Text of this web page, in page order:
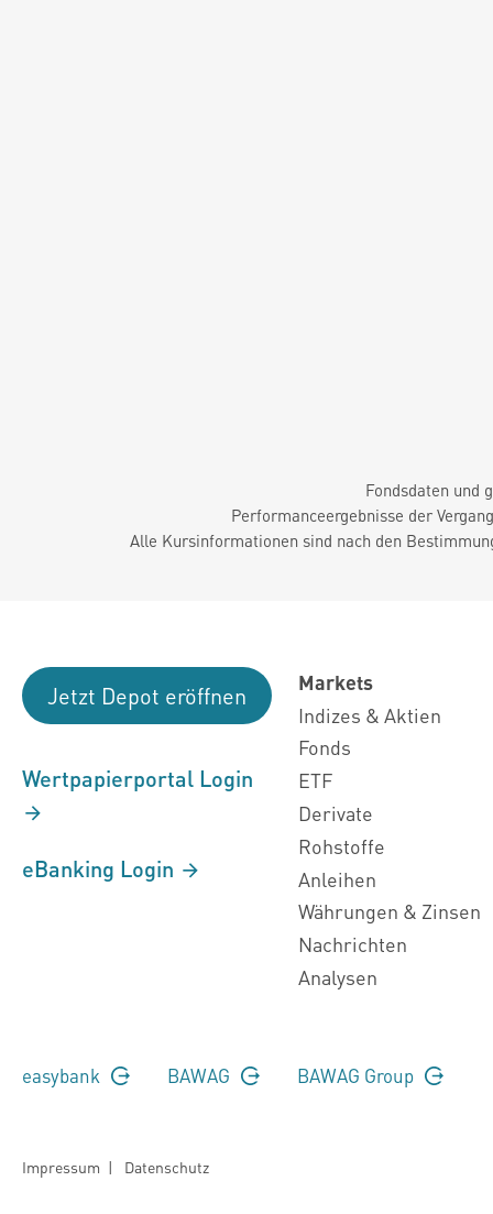
Fondsdaten und
Performanceergebnisse der
Alle Kursinformationen sind nach den
Jetzt Depot eröffnen
Wertpapierportal Login
eBanking Login
Markets
Indizes & Aktien
Fonds
ETF
Derivate
Rohstoffe
Anleihen
Währungen & Zinsen
Nachrichten
Analysen
easybank BAWAG BAWAG Group
Impressum | Datenschutz